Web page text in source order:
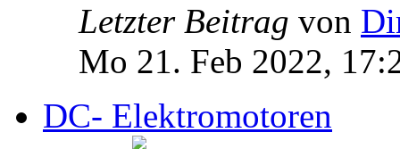
Letzter Beitrag von
Mo 21. Feb 2022,
DC- Elektromotoren